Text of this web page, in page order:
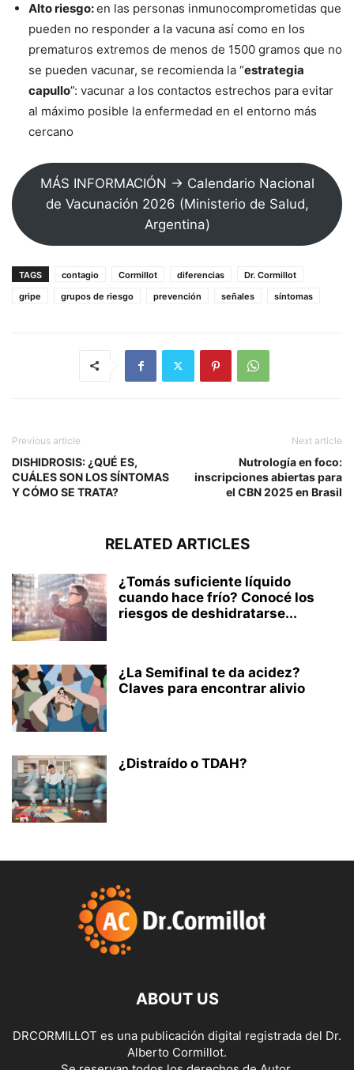
Alto riesgo:en las personas inmunocomprometidas que
pueden no responder a la vacuna así como en los
prematuros extremos de menos de 1500 gramos que no
se pueden vacunar, se recomienda la “estrategia
capullo”: vacunar a los contactos estrechos para evitar
al máximo posible la enfermedad en el entorno más
cercano
MÁS INFORMACIÓN → Calendario Nacional
de Vacunación 2026 (Ministerio de Salud,
Argentina)
TAGS contagio Cormillot diferencias
Dr. Cormillot
gripe
grupos de riesgo prevención señales síntomas
Previous article
DISHIDROSIS: ¿QUÉ ES,
CUÁLES SON LOS SÍNTOMAS
Y CÓMO SE TRATA?
Next article
Nutrología en foco:
inscripciones abiertas para
el CBN 2025 en Brasil
RELATED ARTICLES
¿Tomás suficiente líquido
cuando hace frío? Conocé los
riesgos de deshidratarse...
¿La Semifinal te da acidez?
Claves para encontrar alivio
¿Distraído o TDAH?
ABOUT US
DRCORMILLOT es una publicación digital registrada del Dr.
Alberto Cormillot.